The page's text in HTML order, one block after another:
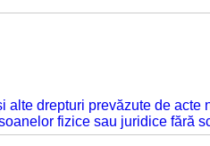
alte drepturi prevăzute de acte
fizice sau juridice fără